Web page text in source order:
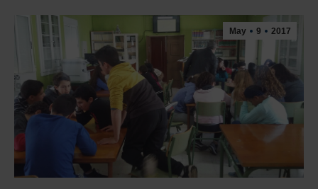
May 9 2017